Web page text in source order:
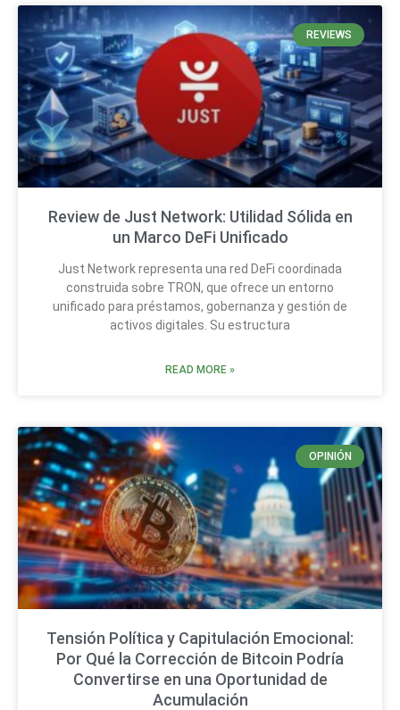
REVIEWS
Review de Just Network: Utilidad Sólida en
un Marco DeFi Unificado
Just Network representa una red DeFi coordinada
construida sobre TRON, que ofrece un entorno
unificado para préstamos, gobernanza y gestión de
activos digitales. Su estructura
READ MORE »
OPINIÓN
Tensión Política y Capitulación Emocional:
Por Qué la Corrección de Bitcoin Podría
Convertirse en una Oportunidad de
Acumulación